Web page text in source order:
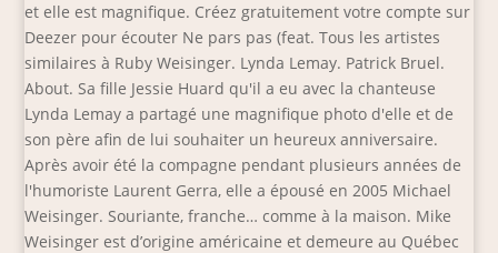
et elle est magnifique. Créez gratuitement votre compte sur
Deezer pour écouter Ne pars pas (feat. Tous les artistes
similaires à Ruby Weisinger. Lynda Lemay. Patrick Bruel.
About. Sa fille Jessie Huard qu'il a eu avec la chanteuse
Lynda Lemay a partagé une magnifique photo d'elle et de
son père afin de lui souhaiter un heureux anniversaire.
Après avoir été la compagne pendant plusieurs années de
l'humoriste Laurent Gerra, elle a épousé en 2005 Michael
Weisinger. Souriante, franche… comme à la maison. Mike
Weisinger est d’origine américaine et demeure au Québec